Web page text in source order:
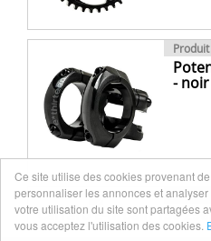
Produit
- noir
VTT
Carraro E-urbain 130
Ce site utilise des cookies provenant
personnaliser les annonces et
votre utilisation du site sont partagées
vous acceptez l'utilisation des cookies.